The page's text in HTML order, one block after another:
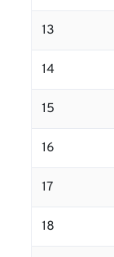
13
14
15
16
17
18